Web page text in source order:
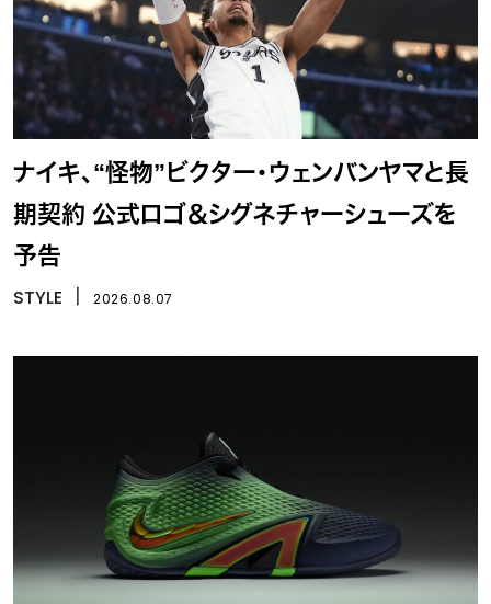
ナイキ、“怪物”ビクター・ウェンバンヤマと長
期契約 公式ロゴ＆シグネチャーシューズを
予告
STYLE 2026.08.07